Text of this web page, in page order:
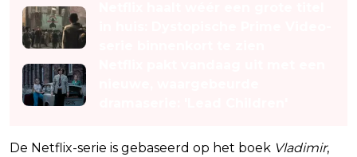
De Netflix-serie is gebaseerd op het boek Vladimir,